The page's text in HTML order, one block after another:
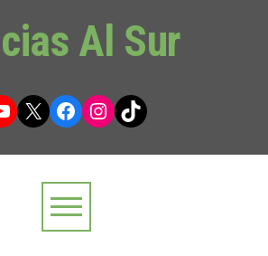
Al Sur
X Facebook
Instagram
TikTok